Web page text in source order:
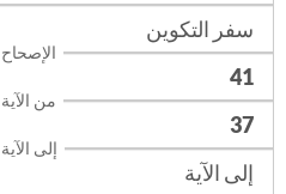
الإصحاح
من الآية
إلى الآية